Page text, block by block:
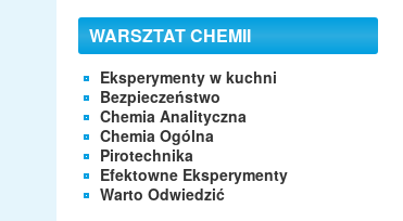
WARSZTAT CHEMII
Eksperymenty w kuchni
Bezpieczeństwo
Chemia Analityczna
Chemia Ogólna
Pirotechnika
Efektowne Eksperymenty
Warto Odwiedzić